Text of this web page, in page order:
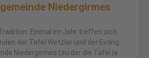
Niedergirmes
Einmal im Jahr treffen sich
der Tafel Wetzlar und der Evang.
Niedergirmes (zu der die Tafel ja